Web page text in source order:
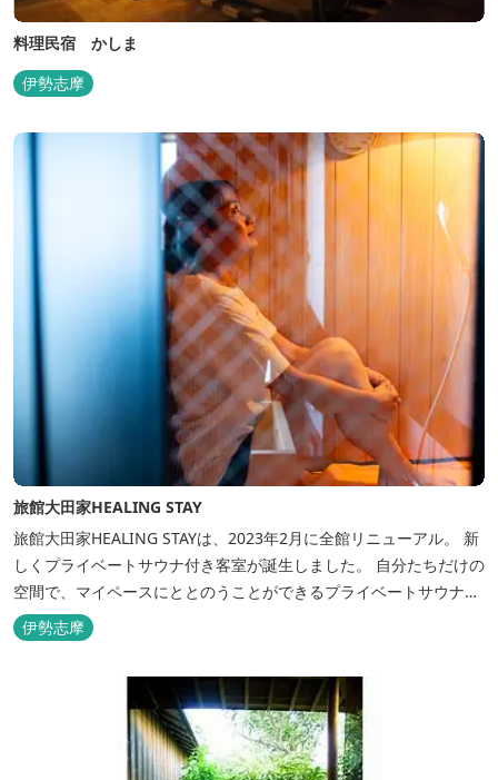
料理民宿 かしま
伊勢志摩
旅館大田家HEALING STAY
旅館大田家HEALING STAYは、2023年2月に全館リニューアル。 新
しくプライベートサウナ付き客室が誕生しました。 自分たちだけの
空間で、マイペースにととのうことができるプライベートサウナ。
相差ならではの新鮮な海の幸、豊かな自然、温泉、そしてサウナで
ととのう至福のひとときを。
伊勢志摩